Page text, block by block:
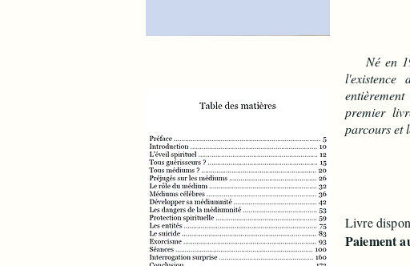
Né en
l'existence
premier
parcours et
Livre
Paiement